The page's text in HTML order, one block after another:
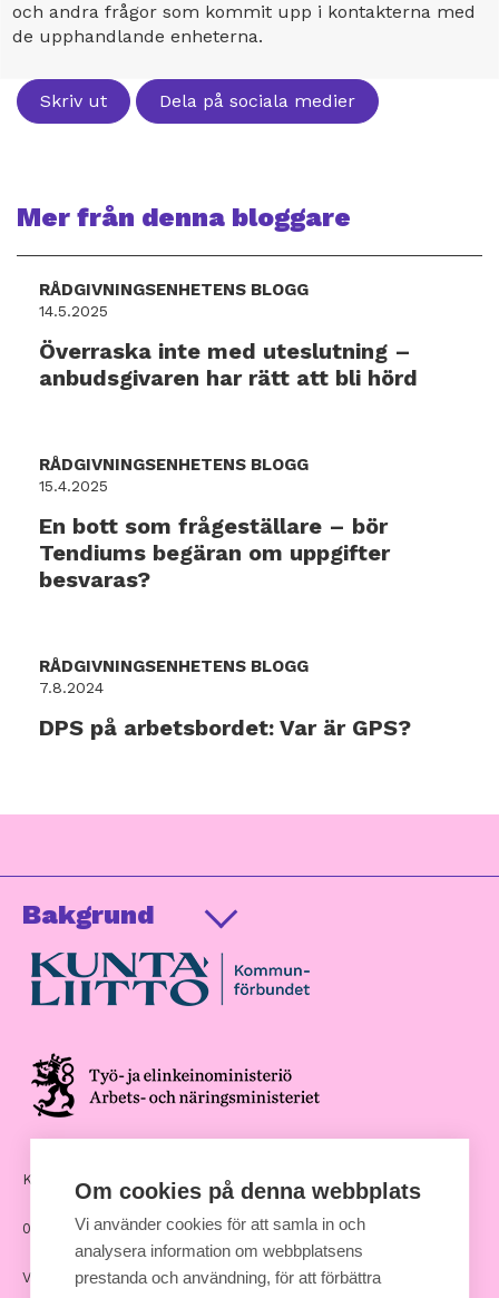
och andra frågor som kommit upp i kontakterna med
de upphandlande enheterna.
Skriv ut Dela på sociala medier
Mer från denna bloggare
RÅDGIVNINGSENHETENS BLOGG
14.5.2025
Överraska inte med uteslutning –
anbudsgivaren har rätt att bli hörd
RÅDGIVNINGSENHETENS BLOGG
15.4.2025
En bott som frågeställare – bör
Tendiums begäran om uppgifter
besvaras?
RÅDGIVNINGSENHETENS BLOGG
7.8.2024
DPS på arbetsbordet: Var är GPS?
Bakgrund
Kommunernas hus, Andra Linjen 14
00530 Helsingfors
Växel: 09 7711
Om cookies på denna webbplats
Vi använder cookies för att samla in och
analysera information om webbplatsens
prestanda och användning, för att förbättra